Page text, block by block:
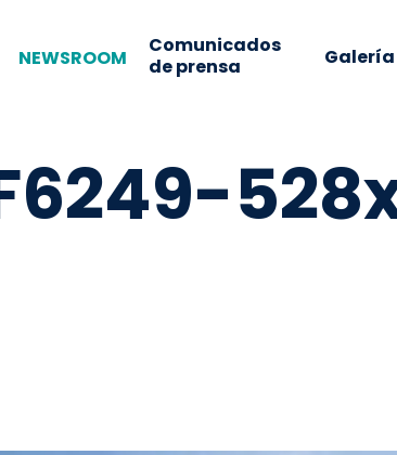
NEWSROOM
Comunicados
de prensa
Galería